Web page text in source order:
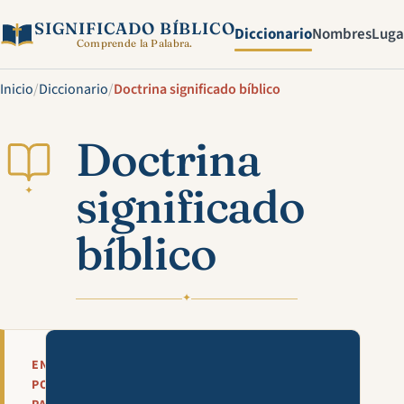
SIGNIFICADO BÍBLICO
Comprende la Palabra. DiccionarioNombres
Inicio/Diccionario/Doctrina significado bíblico
✦
Doctrina
significado
bíblico
✦
EN
POCAS
Mira esta explicación en